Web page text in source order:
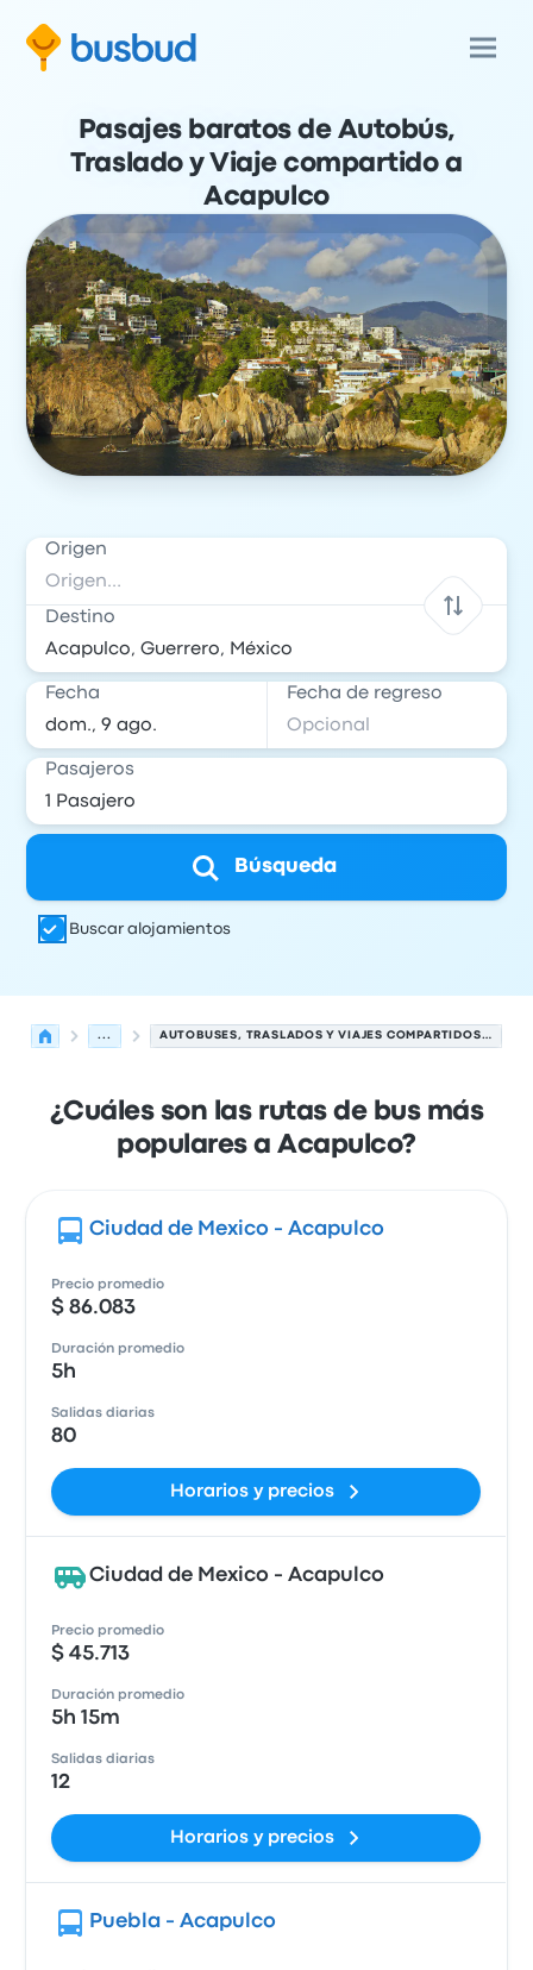
Pasajes baratos de Autobús,
Traslado y Viaje compartido a
Acapulco
Origen
Destino
Fecha Fecha de regreso
Pasajeros
Búsqueda
Buscar alojamientos
... AUTOBUSES, TRASLADOS Y VIAJES COMPARTIDOS DE ACAPULCO
¿Cuáles son las rutas de bus más
populares a Acapulco?
Ciudad de Mexico - Acapulco
Precio promedio
$ 86.083
Duración promedio
5h
Salidas diarias
80
Horarios y precios
Ciudad de Mexico - Acapulco
Precio promedio
$ 45.713
Duración promedio
5h 15m
Salidas diarias
12
Horarios y precios
Puebla - Acapulco